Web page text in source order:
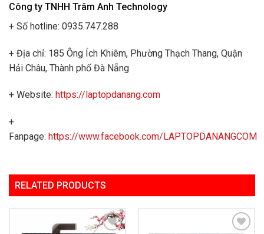
Công ty TNHH Trâm Anh Technology
+ Số hotline: 0935.747.288
+ Địa chỉ: 185 Ông Ích Khiêm, Phường Thạch Thang, Quận
Hải Châu, Thành phố Đà Nẵng
+ Website: https://laptopdanang.com
+
Fanpage: https://www.facebook.com/LAPTOPDANANGCOM
RELATED PRODUCTS